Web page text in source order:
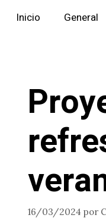
Inicio General
16/03/2024 por